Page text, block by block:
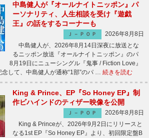
中島健人が『オールナイトニッポン』パ
ーソナリティ、人生相談を受け『遊戯
王』の話をするコーナーも
Ｊ－ＰＯＰ
2026年8月8日
中島健人が、2026年8月14日深夜に放送とな
るニッポン放送『オールナイトニッポン』のパ
8月19日にニューシングル『鬼事 / Fiction Love』
して、中島健人が通称“1部”のパ … 続きを読む
King & Prince、EP『So Honey EP』制
作ビハインドのティザー映像を公開
Ｊ－ＰＯＰ
2026年8月8日
King & Princeが、2026年9月2日にリリースと
なる1st EP『So Honey EP』より、初回限定盤B